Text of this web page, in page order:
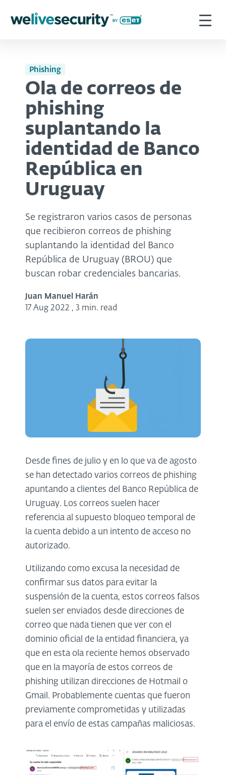
Phishing
Ola de correos de
phishing
suplantando la
identidad de Banco
República en
Uruguay
Se registraron varios casos de personas
que recibieron correos de phishing
suplantando la identidad del Banco
República de Uruguay (BROU) que
buscan robar credenciales bancarias.
Juan Manuel Harán
17 Aug 2022 , 3 min. read
Desde fines de julio y en lo que va de agosto
se han detectado varios correos de phishing
apuntando a clientes del Banco República de
Uruguay. Los correos suelen hacer
referencia al supuesto bloqueo temporal de
la cuenta debido a un intento de acceso no
autorizado.
Utilizando como excusa la necesidad de
confirmar sus datos para evitar la
suspensión de la cuenta, estos correos falsos
suelen ser enviados desde direcciones de
correo que nada tienen que ver con el
dominio oficial de la entidad financiera, ya
que en esta ola reciente hemos observado
que en la mayoría de estos correos de
phishing utilizan direcciones de Hotmail o
Gmail. Probablemente cuentas que fueron
previamente comprometidas y utilizadas
para el envío de estas campañas maliciosas.